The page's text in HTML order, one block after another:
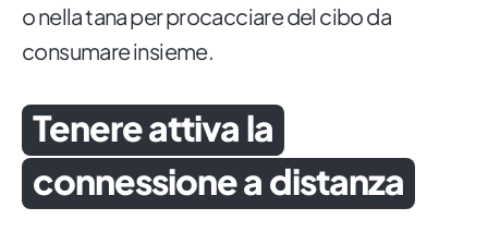
o nella tana per procacciare del cibo da
consumare insieme.
Tenere attiva la
connessione a distanza